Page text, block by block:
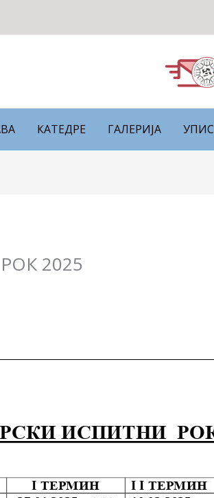
КАТЕДРЕ ГАЛЕРИЈА УПИС
2025